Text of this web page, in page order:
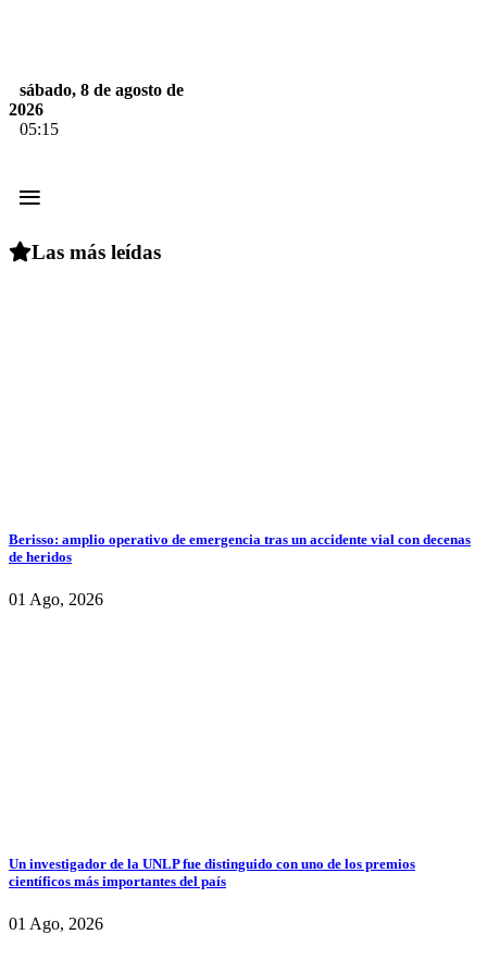
sábado, 8 de agosto de
2026
05:15
≡
Las más leídas
Berisso: amplio operativo de emergencia tras un accidente vial con decenas
de heridos
01 Ago, 2026
Un investigador de la UNLP fue distinguido con uno de los premios
científicos más importantes del país
01 Ago, 2026